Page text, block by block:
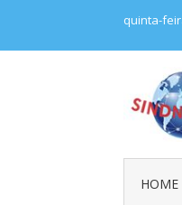
quinta-
HOME